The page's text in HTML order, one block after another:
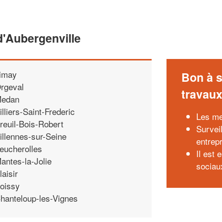
Saint-Frederic
Bois-Robert
sur-Seine
la-Jolie
les-Vignes
Bon à
Les
Il est